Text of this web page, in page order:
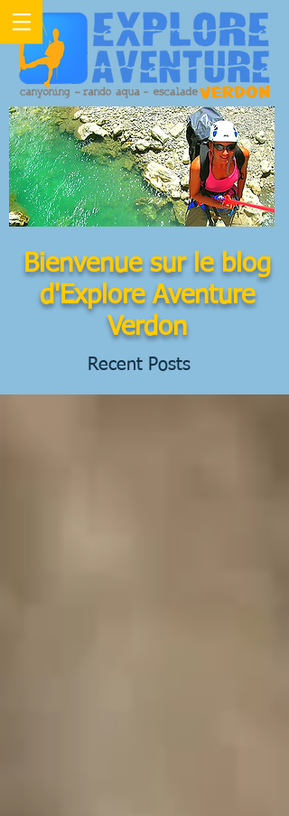
Bienvenue sur le blog
d'Explore Aventure
Verdon
Recent Posts